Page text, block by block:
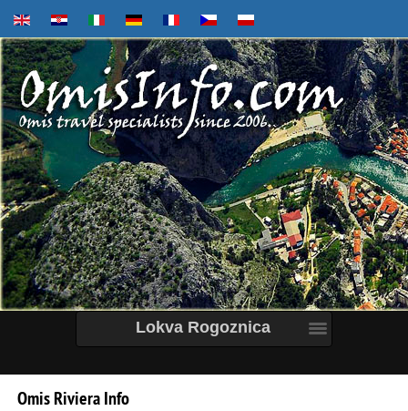
Lokva Rogoznica
OmisRivieraInfo